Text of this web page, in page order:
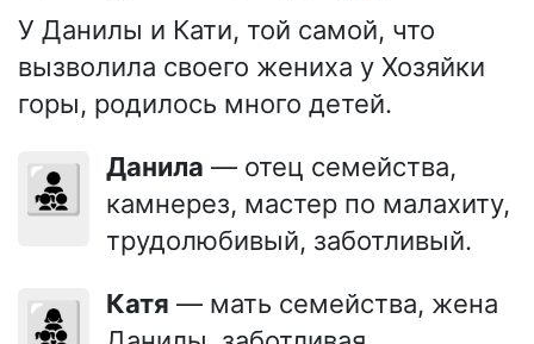
У Данилы и Кати, той самой, что
вызволила своего жениха у Хозяйки
горы, родилось много детей.
👨‍👧‍👦 Данила — отец семейства,
камнерез, мастер по малахиту,
трудолюбивый, заботливый.
👩‍👧‍👦 Катя — мать семейства, жена